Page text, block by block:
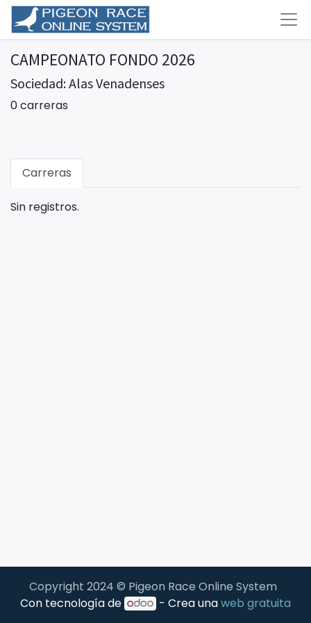
CAMPEONATO FONDO 2026
Sociedad: Alas Venadenses
0 carreras
Carreras
Sin registros.
Copyright 2024 © Pigeon Race Online System
Con tecnología de
- Crea unaweb gratuita